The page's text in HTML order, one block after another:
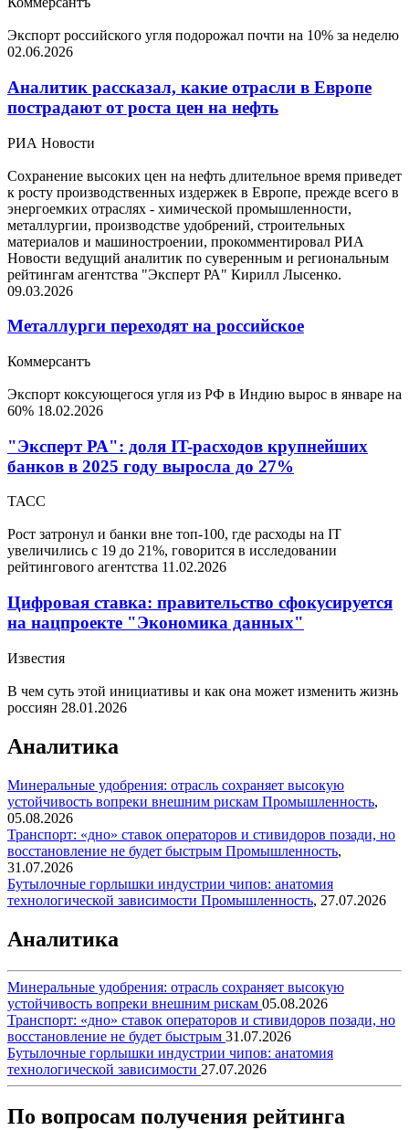
Экспорт российского угля подорожал почти на 10% за неделю
02.06.2026
Аналитик рассказал, какие отрасли в Европе
пострадают от роста цен на нефть
РИА Новости
Сохранение высоких цен на нефть длительное время приведет
к росту производственных издержек в Европе, прежде всего в
энергоемких отраслях - химической промышленности,
металлургии, производстве удобрений, строительных
материалов и машиностроении, прокомментировал РИА
Новости ведущий аналитик по суверенным и региональным
рейтингам агентства "Эксперт РА" Кирилл Лысенко.
09.03.2026
Металлурги переходят на российское
Коммерсантъ
Экспорт коксующегося угля из РФ в Индию вырос в январе на
60% 18.02.2026
"Эксперт РА": доля IT-расходов крупнейших
банков в 2025 году выросла до 27%
ТАСС
Рост затронул и банки вне топ-100, где расходы на IT
увеличились с 19 до 21%, говорится в исследовании
рейтингового агентства 11.02.2026
Цифровая ставка: правительство сфокусируется
на нацпроекте "Экономика данных"
Известия
В чем суть этой инициативы и как она может изменить жизнь
россиян 28.01.2026
Аналитика
Минеральные удобрения: отрасль сохраняет высокую
устойчивость вопреки внешним рискам Промышленность,
05.08.2026
Транспорт: «дно» ставок операторов и стивидоров позади, но
восстановление не будет быстрым Промышленность,
31.07.2026
Бутылочные горлышки индустрии чипов: анатомия
технологической зависимости Промышленность, 27.07.2026
Аналитика
Минеральные удобрения: отрасль сохраняет высокую
устойчивость вопреки внешним рискам 05.08.2026
Транспорт: «дно» ставок операторов и стивидоров позади, но
восстановление не будет быстрым 31.07.2026
Бутылочные горлышки индустрии чипов: анатомия
технологической зависимости 27.07.2026
По вопросам получения рейтинга